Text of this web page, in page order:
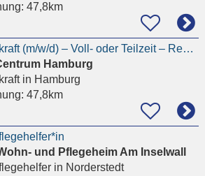
47,8km
Pflegekraft (m/w/d) – Voll- oder Teilzeit – RehaCentrum Hamburg, Heidenkampsweg
Hamburg
in Hamburg
47,8km
und Pflegeheim Am Inselwall
in Norderstedt